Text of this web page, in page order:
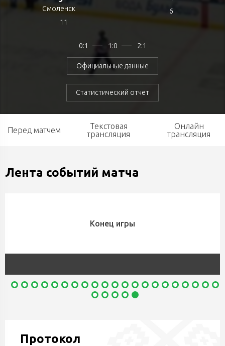
Смоленск
11
0:1 1:0 2:1
Официальные данные
Статистический отчет
6
Перед матчем
Текстовая
трансляция
Онлайн
трансляция
Лента событий матча
Конец игры
Протокол